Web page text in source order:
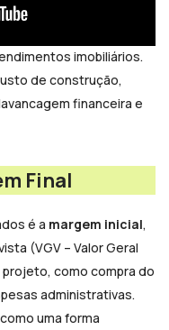
indicadores usados
imobiliários.
de construção,
financeira e
Final
é a margem inicial,
(VGV – Valor Geral
como compra do
administrativas.
uma forma